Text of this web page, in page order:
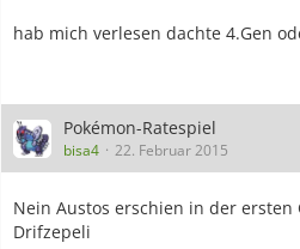
hab mich verlesen dachte 4.Gen
Pokémon-Ratespiel
bisa4 22. Februar 2015
Nein Austos erschien in der ersten
Drifzepeli